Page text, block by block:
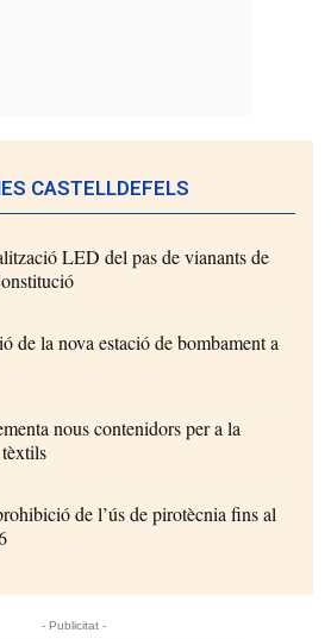
CASTELLDEFELS
LED del pas de vianants de
de la nova estació de bombament a
nous contenidors per a la
de l’ús de pirotècnia fins al
- Publicitat -